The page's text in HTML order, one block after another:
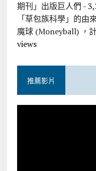
期刊」出版巨人們 -
「草包族科學」的由
魔球 (Moneyball) ，
views
推薦影片